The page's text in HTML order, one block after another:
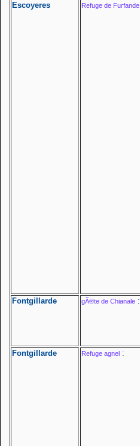
Escoyeres Refuge de Furfande
Fontgillarde gÃ®te de Chianale :
Fontgillarde Refuge agnel :